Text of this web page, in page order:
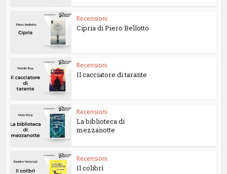
Recensioni
Cipria di Piero Bellotto
Recensioni
Il cacciatore di tarante
Recensioni
La biblioteca di
mezzanotte
Recensioni
Il colibrì